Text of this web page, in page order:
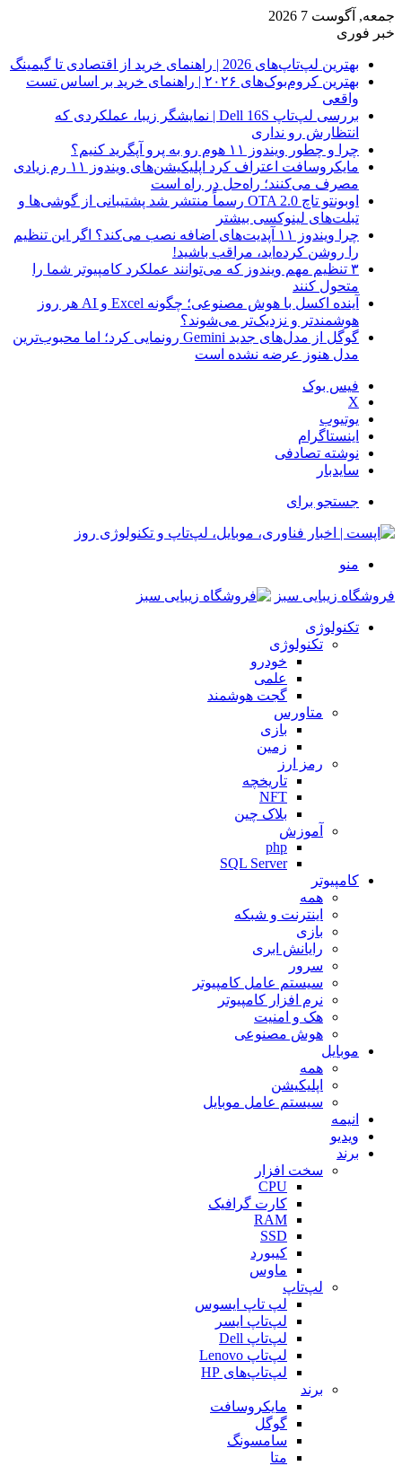
جمعه, آگوست 7 2026
خبر فوری
بهترین لپ‌تاپ‌های 2026 | راهنمای خرید از اقتصادی تا گیمینگ
بهترین کروم‌بوک‌های ۲۰۲۶ | راهنمای خرید بر اساس تست
واقعی
بررسی لپ‌تاپ Dell 16S | نمایشگر زیبا، عملکردی که
انتظارش رو نداری
چرا و چطور ویندوز ۱۱ هوم رو به پرو آپگرید کنیم؟
مایکروسافت اعتراف کرد اپلیکیشن‌های ویندوز ۱۱ رم زیادی
مصرف می‌کنند؛ راه‌حل در راه است
اوبونتو تاچ OTA 2.0 رسماً منتشر شد پشتیبانی از گوشی‌ها و
تبلت‌های لینوکسی بیشتر
چرا ویندوز ۱۱ آپدیت‌های اضافه نصب می‌کند؟ اگر این تنظیم
را روشن کرده‌اید، مراقب باشید!
۳ تنظیم مهم ویندوز که می‌توانند عملکرد کامپیوتر شما را
متحول کنند
آینده اکسل با هوش مصنوعی؛ چگونه Excel و AI هر روز
هوشمندتر و نزدیک‌تر می‌شوند؟
گوگل از مدل‌های جدید Gemini رونمایی کرد؛ اما محبوب‌ترین
مدل هنوز عرضه نشده است
فیس بوک
X
یوتیوب
اینستاگرام
نوشته تصادفی
سایدبار
جستجو برای
منو
فروشگاه زیبایی سبز
تکنولوژی
تکنولوژی
خودرو
علمی
گجت هوشمند
متاورس
بازی
زمین
رمز ارز
تاریخچه
NFT
بلاک چین
آموزش
php
SQL Server
کامپیوتر
همه
اینترنت و شبکه
بازی
رایانش ابری
سرور
سیستم عامل کامپیوتر
نرم افزار کامپیوتر
هک و امنیت
هوش مصنوعی
موبایل
همه
اپلیکیشن
سیستم عامل موبایل
انیمه
ویدیو
برند
سخت افزار
CPU
کارت گرافیک
RAM
SSD
کیبورد
ماوس
لپ‌تاپ
لپ تاپ ایسوس
لپ‌تاپ ایسر
لپ‌تاپ Dell
لپ‌تاپ Lenovo
لپ‌تاپ‌های HP
برند
مایکروسافت
گوگل
سامسونگ
متا